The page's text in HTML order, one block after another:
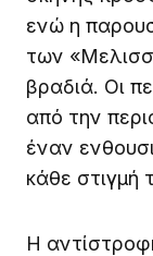
ενώ η
των
βραδιά. Οι
από την
έναν
κάθε στιγμή
Η